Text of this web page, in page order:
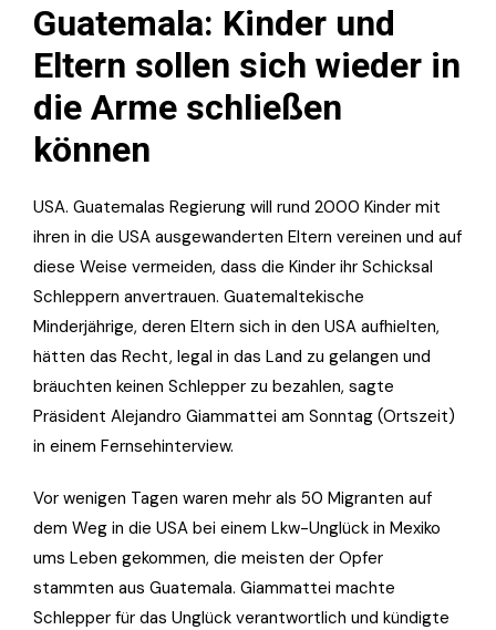
Guatemala: Kinder und
Eltern sollen sich wieder in
die Arme schließen
können
USA. Guatemalas Regierung will rund 2000 Kinder mit
ihren in die USA ausgewanderten Eltern vereinen und auf
diese Weise vermeiden, dass die Kinder ihr Schicksal
Schleppern anvertrauen. Guatemaltekische
Minderjährige, deren Eltern sich in den USA aufhielten,
hätten das Recht, legal in das Land zu gelangen und
bräuchten keinen Schlepper zu bezahlen, sagte
Präsident Alejandro Giammattei am Sonntag (Ortszeit)
in einem Fernsehinterview.
Vor wenigen Tagen waren mehr als 50 Migranten auf
dem Weg in die USA bei einem Lkw-Unglück in Mexiko
ums Leben gekommen, die meisten der Opfer
stammten aus Guatemala. Giammattei machte
Schlepper für das Unglück verantwortlich und kündigte